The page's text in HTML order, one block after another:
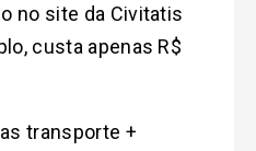
no site da Civitatis
custa apenas R$
transporte +